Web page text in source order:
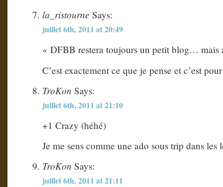
la_ristourne Says:
juillet 6th, 2011 at 20:49
« DFBB restera toujours un petit blog… mais
C’est exactement ce que je pense et c’est
TroKon Says:
juillet 6th, 2011 at 21:10
+1 Crazy (héhé)
Je me sens comme une ado sous trip dans
TroKon Says:
juillet 6th, 2011 at 21:11